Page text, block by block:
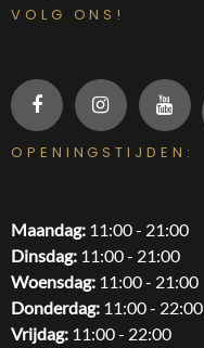
VOLG ONS!
OPENINGSTIJDEN:
Maandag: 11:00 - 21:00
Dinsdag: 11:00 - 21:00
Woensdag: 11:00 - 21:00
Donderdag: 11:00 - 22:00
Vrijdag: 11:00 - 22:00